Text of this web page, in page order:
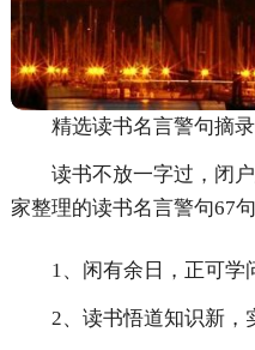
精选读书名言警句摘
读书不放一字过，闭
家整理的读书名言警句67
1、闲有余日，正可
2、读书悟道知识新，